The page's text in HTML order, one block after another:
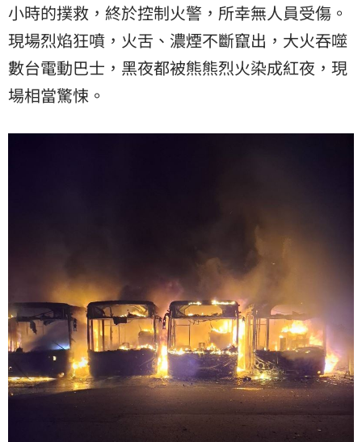
小時的撲救，終於控制火警，所幸無人員受傷。
現場烈焰狂噴，火舌、濃煙不斷竄出，大火吞噬
數台電動巴士，黑夜都被熊熊烈火染成紅夜，現
場相當驚悚。